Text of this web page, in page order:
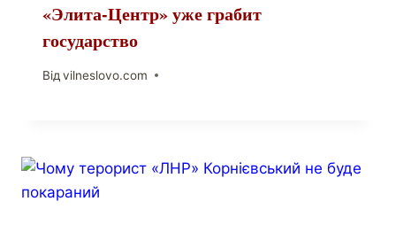
«Элита-Центр» уже грабит
государство
Від vilneslovo.com